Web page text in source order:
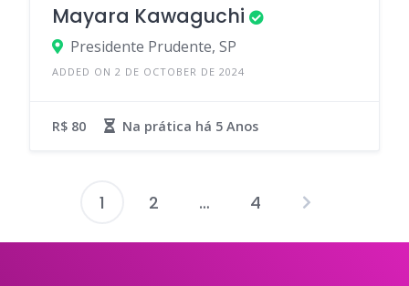
Mayara Kawaguchi
Presidente Prudente, SP
ADDED ON 2 DE OCTOBER DE 2024
R$ 80 Na prática há 5 Anos
1 2 … 4